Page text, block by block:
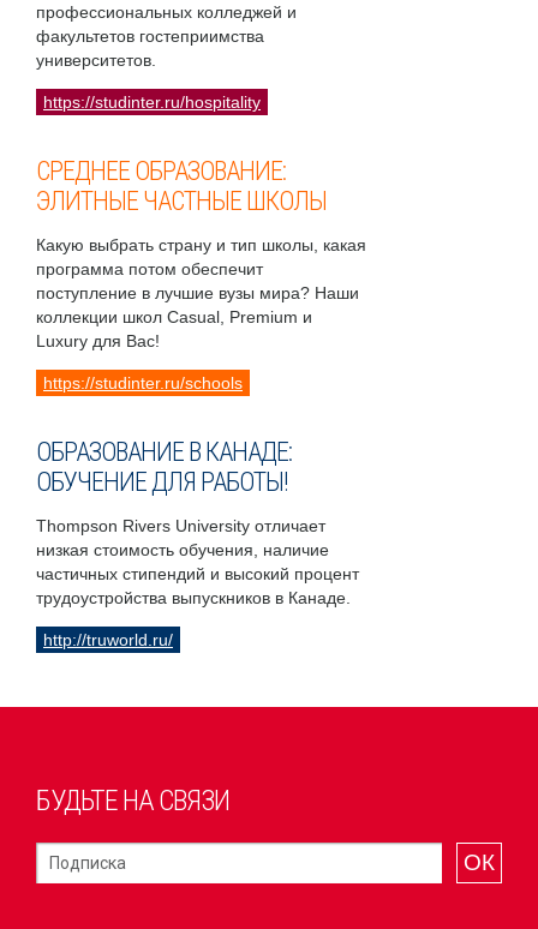
профессиональных колледжей и
факультетов гостеприимства
университетов.
https://studinter.ru/hospitality
СРЕДНЕЕ ОБРАЗОВАНИЕ:
ЭЛИТНЫЕ ЧАСТНЫЕ ШКОЛЫ
Какую выбрать страну и тип школы, какая
программа потом обеспечит
поступление в лучшие вузы мира? Наши
коллекции школ Casual, Premium и
Luxury для Вас!
https://studinter.ru/schools
ОБРАЗОВАНИЕ В КАНАДЕ:
ОБУЧЕНИЕ ДЛЯ РАБОТЫ!
Thompson Rivers University отличает
низкая стоимость обучения, наличие
частичных стипендий и высокий процент
трудоустройства выпускников в Канаде.
http://truworld.ru/
БУДЬТЕ НА СВЯЗИ
ОК